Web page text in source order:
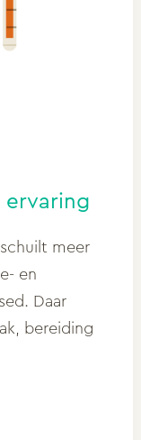
ervaring
meer
en
Daar
bereiding